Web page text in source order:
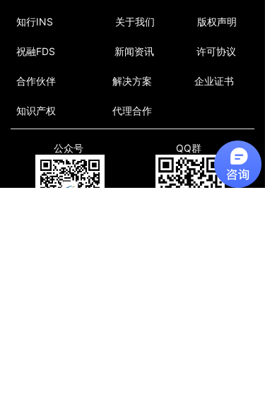
公众号 QQ群
知行INS 关于我们 版权声明
祝融FDS 新闻资讯 许可协议
合作伙伴 解决方案 企业证书
知识产权 代理合作